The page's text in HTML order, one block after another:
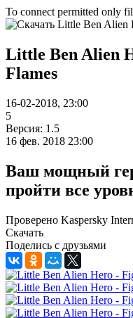
To connect permitted only
Little Ben Alien
Flames
16-02-2018, 23:00
5
Версия: 1.5
16 фев. 2018 23:00
Ваш мощный
пройти все
Проверено Kaspersky
Скачать
Поделись с друзьями